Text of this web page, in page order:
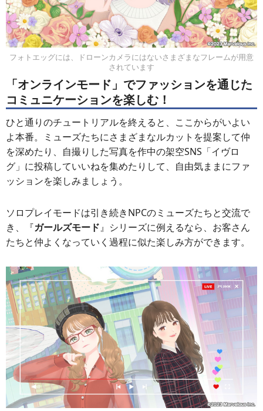
フォトエッグには、ドローンカメラにはないさまざまなフレームが用意
されています
「オンラインモード」でファッションを通じた
コミュニケーションを楽しむ！
ひと通りのチュートリアルを終えると、ここからがいよい
よ本番。ミューズたちにさまざまなルカットを提案して仲
を深めたり、自撮りした写真を作中の架空SNS「イヴロ
グ」に投稿していいねを集めたりして、自由気ままにファ
ッションを楽しみましょう。
ソロプレイモードは引き続きNPCのミューズたちと交流で
き、『ガールズモード』シリーズに例えるなら、お客さん
たちと仲よくなっていく過程に似た楽しみ方ができます。